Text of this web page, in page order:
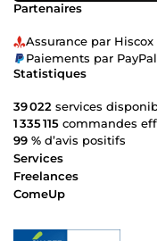
Partenaires
Assurance par Hiscox
Paiements par
Statistiques
39 022 services
1 335 115 commandes
99 % d’avis positifs
Services
Freelances
ComeUp